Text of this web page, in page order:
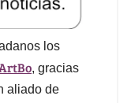
los
, gracias
aliado de